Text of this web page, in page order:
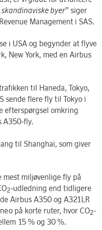
byer” siger
Management i SAS.
i USA og begynder at flyve
New York, med en Airbus
til Haneda, Tokyo,
sende flere fly til Tokyo i
efterspørgsel omkring
A350-fly.
til Shanghai, som giver
mest miljøvenlige fly på
2-udledning end tidligere
Airbus A350 og A321LR
på korte ruter, hvor CO2-
15 % og 30 %.